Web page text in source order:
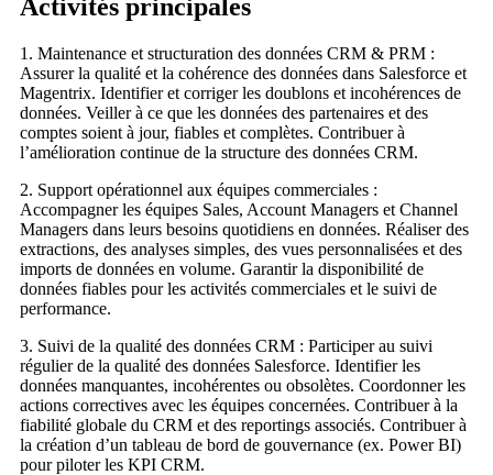
Activités principales
1. Maintenance et structuration des données CRM & PRM :
Assurer la qualité et la cohérence des données dans Salesforce et
Magentrix. Identifier et corriger les doublons et incohérences de
données. Veiller à ce que les données des partenaires et des
comptes soient à jour, fiables et complètes. Contribuer à
l’amélioration continue de la structure des données CRM.
2. Support opérationnel aux équipes commerciales :
Accompagner les équipes Sales, Account Managers et Channel
Managers dans leurs besoins quotidiens en données. Réaliser des
extractions, des analyses simples, des vues personnalisées et des
imports de données en volume. Garantir la disponibilité de
données fiables pour les activités commerciales et le suivi de
performance.
3. Suivi de la qualité des données CRM : Participer au suivi
régulier de la qualité des données Salesforce. Identifier les
données manquantes, incohérentes ou obsolètes. Coordonner les
actions correctives avec les équipes concernées. Contribuer à la
fiabilité globale du CRM et des reportings associés. Contribuer à
la création d’un tableau de bord de gouvernance (ex. Power BI)
pour piloter les KPI CRM.